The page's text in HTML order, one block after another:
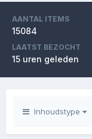
AANTAL ITEMS
15084
LAATST BEZOCHT
15 uren geleden
Inhoudstype